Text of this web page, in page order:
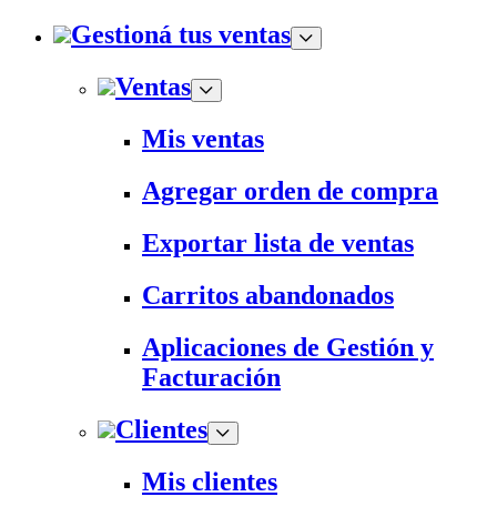
Gestioná tus ventas
Ventas
Mis ventas
Agregar orden de compra
Exportar lista de ventas
Carritos abandonados
Aplicaciones de Gestión y
Facturación
Clientes
Mis clientes